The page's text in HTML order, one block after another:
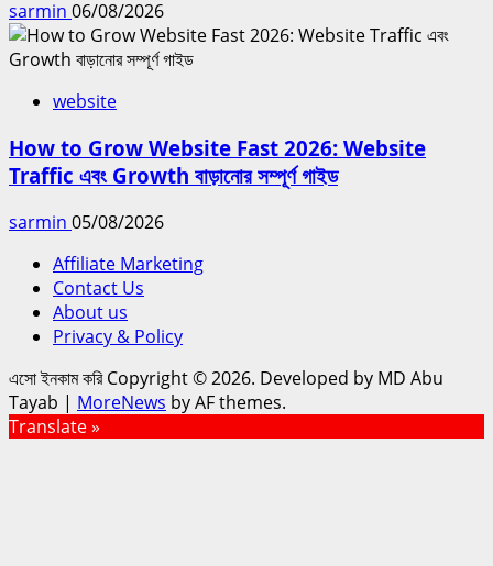
sarmin 06/08/2026
website
How to Grow Website Fast 2026: Website
Traffic এবং Growth বাড়ানোর সম্পূর্ণ গাইড
sarmin 05/08/2026
Affiliate Marketing
Contact Us
About us
Privacy & Policy
এসো ইনকাম করি Copyright © 2026. Developed by MD Abu
Tayab | MoreNews by AF themes.
Translate »